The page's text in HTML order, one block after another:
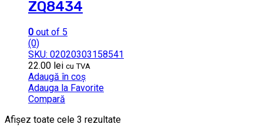
ZQ8434
0 out of 5
(0)
SKU: 02020303158541
22.00 lei cu TVA
Adaugă în coș
Adauga la Favorite
Compară
Afișez toate cele 3 rezultate